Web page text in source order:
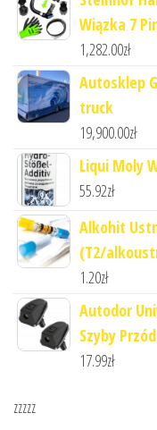
Wiązka 7
1,282.00zł
Autosklep
truck
19,900.00zł
Liqui Moly
55.92zł
Alkohit
(T2/
1.20zł
Autodor
Szyby
17.99zł
zzzzz